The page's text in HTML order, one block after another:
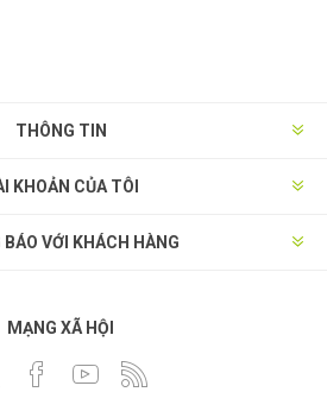
THÔNG TIN
KHOẢN CỦA TÔI
BÁO VỚI KHÁCH HÀNG
MẠNG XÃ HỘI